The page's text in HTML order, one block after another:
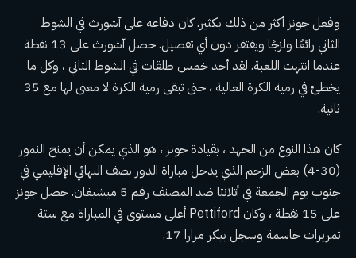
وفعل جونز أكثر من ذلك بكثير. كان دفاعه على آشورث في الشوط
الثاني رائعًا ولزجًا ويفتقر دون أي تفصيل. حصل آشورث على 13 نقطة
عندما انتهت اللعبة. لقد أخذ خمس طلقات في الشوط الثاني ، وكل ما
يخطئ في رمية الكرة العالية ، حتى تبقى رمية الكرة لا معنى لها مع 35
ثانية.
كان هذا النوع من الجهد ، بقيادة جونز ، هو الذي يمكن أن يمنح النمور
(30-4) بعض الزخم الذي يدخل مباراة الدور نصف النهائي الإقليمي في
جنوب يوم الجمعة في أتلانتا ضد المصنف رقم 5 ميشيغان. حصل جونز
على 15 نقطة ، وكان Pettiford أعلى مستوى في المباراة مع ستة
تمريرات حاسمة وسجل بيكر مزارا 17.